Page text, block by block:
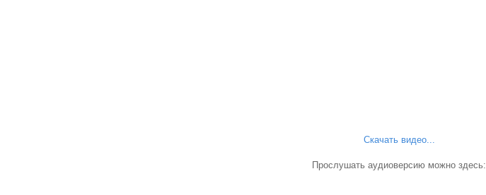
Скачать видео...
Прослушать аудиоверсию можно здесь: